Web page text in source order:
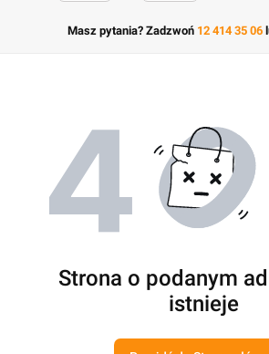
Masz pytania? Zadzwoń 12 414 35 06
Strona o podanym
istnieje